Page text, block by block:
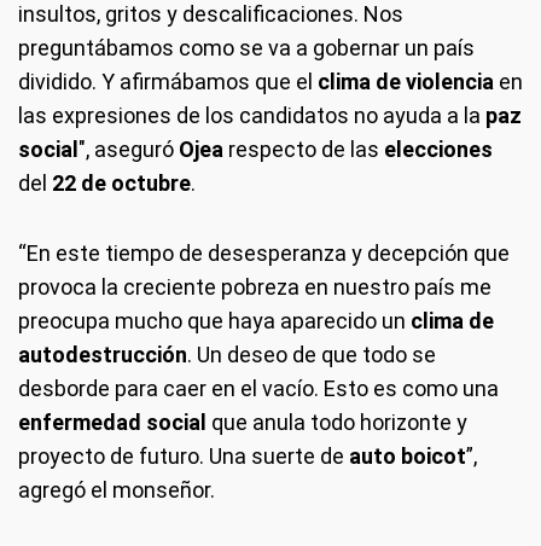
insultos, gritos y descalificaciones. Nos
preguntábamos como se va a gobernar un país
dividido. Y afirmábamos que el clima de violencia en
las expresiones de los candidatos no ayuda a la paz
social ", aseguró Ojea respecto de las elecciones
del 22 de octubre.
“En este tiempo de desesperanza y decepción que
provoca la creciente pobreza en nuestro país me
preocupa mucho que haya aparecido un clima de
autodestrucción. Un deseo de que todo se
desborde para caer en el vacío. Esto es como una
enfermedad social que anula todo horizonte y
proyecto de futuro. Una suerte de auto boicot”,
agregó el monseñor.